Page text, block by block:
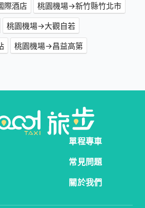
際酒店
桃園機場→新竹縣竹北市
桃園機場→大觀自若
桃園機場→昌益高第
單程專車
常見問題
關於我們